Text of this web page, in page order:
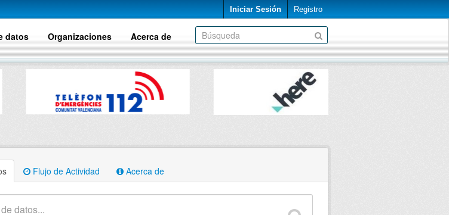
Iniciar Sesión Registro
datos Organizaciones Acerca de
Flujo de Actividad Acerca de